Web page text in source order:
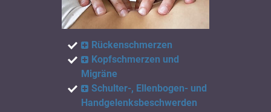
Rückenschmerzen
Kopfschmerzen und
Migräne
Schulter-, Ellenbogen- und
Handgelenksbeschwerden